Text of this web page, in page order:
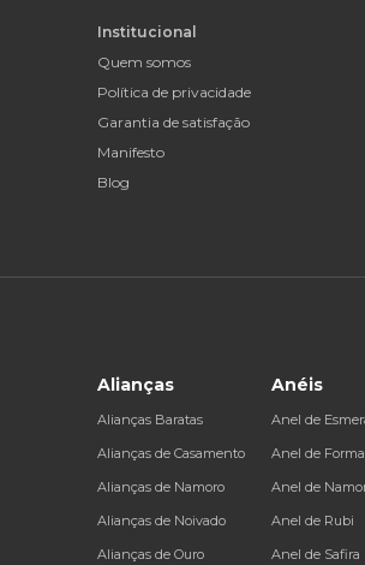
Institucional
Quem somos
Política de privacidade
Garantia de satisfação
Manifesto
Blog
Alianças
Alianças Baratas
Alianças de Casamento
Alianças de Namoro
Alianças de Noivado
Alianças de Ouro
Anéis
Anel de
Anel de
Anel de
Anel de Rubi
Anel de Safira